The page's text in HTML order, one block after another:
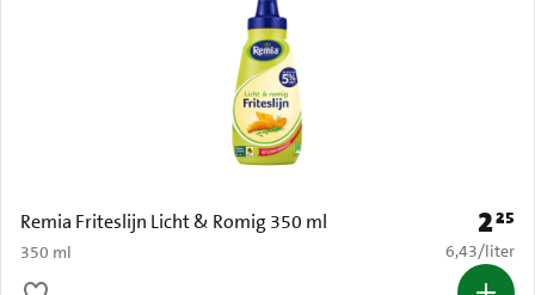
Remia Friteslijn Licht & Romig 350 ml
350 ml
Prijs:
225
€ 6,43 per
6,43/liter